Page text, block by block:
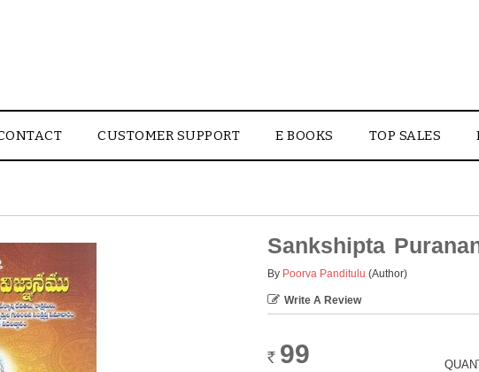
CUSTOMER SUPPORT E BOOKS TOP SALES
Sankshipta
By Poorva Panditulu (Author)
Write A Review
Rs. 99